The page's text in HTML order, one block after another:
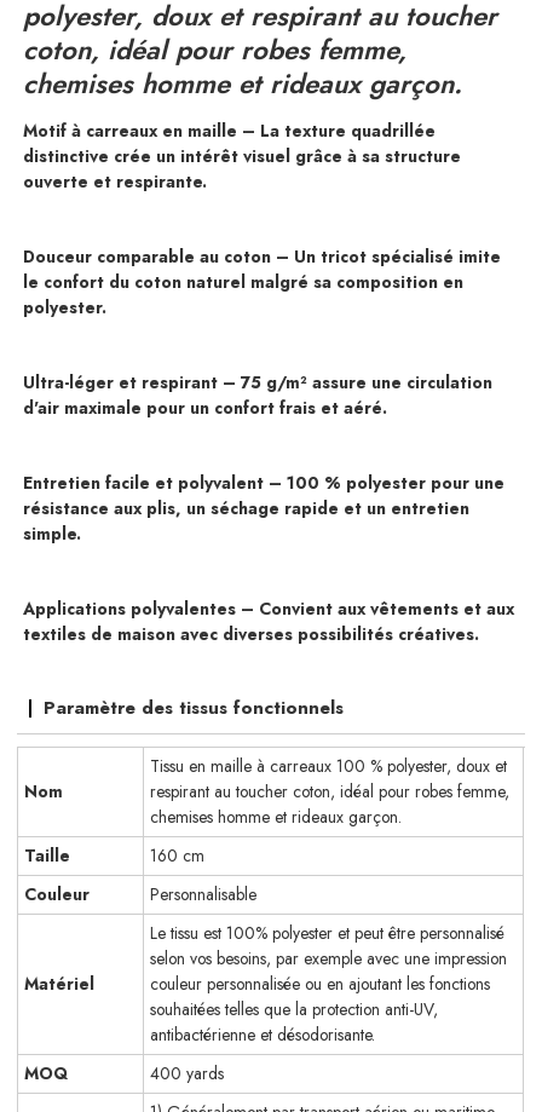
polyester, doux et respirant au toucher
coton, idéal pour robes femme,
chemises homme et rideaux garçon.
Motif à carreaux en maille – La texture quadrillée
distinctive crée un intérêt visuel grâce à sa structure
ouverte et respirante.
Douceur comparable au coton – Un tricot spécialisé imite
le confort du coton naturel malgré sa composition en
polyester.
Ultra-léger et respirant – 75 g/m² assure une circulation
d'air maximale pour un confort frais et aéré.
Entretien facile et polyvalent – 100 % polyester pour une
résistance aux plis, un séchage rapide et un entretien
simple.
Applications polyvalentes – Convient aux vêtements et aux
textiles de maison avec diverses possibilités créatives.
Paramètre des tissus fonctionnels
Nom
Tissu en maille à carreaux 100 % polyester, doux et
respirant au toucher coton, idéal pour robes femme,
chemises homme et rideaux garçon.
Taille
160 cm
Couleur
Personnalisable
Matériel
Le tissu est 100% polyester et peut être personnalisé
selon vos besoins, par exemple avec une impression
couleur personnalisée ou en ajoutant les fonctions
souhaitées telles que la protection anti-UV,
antibactérienne et désodorisante.
MOQ
400 yards